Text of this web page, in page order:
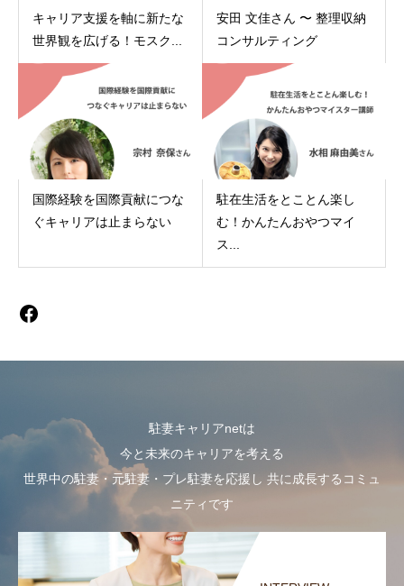
キャリア支援を軸に新たな
世界観を広げる！モスク...
安田 文佳さん 〜 整理収納
コンサルティング
国際経験を国際貢献につな
ぐキャリアは止まらない
駐在生活をとことん楽し
む！かんたんおやつマイ
ス...
駐妻キャリアnetは
今と未来のキャリアを考える
世界中の駐妻・元駐妻・プレ駐妻を応援し 共に成長するコミュ
ニティです